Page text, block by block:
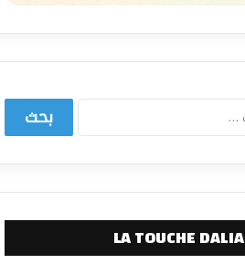
البحث
LA TOUCHE DALIA